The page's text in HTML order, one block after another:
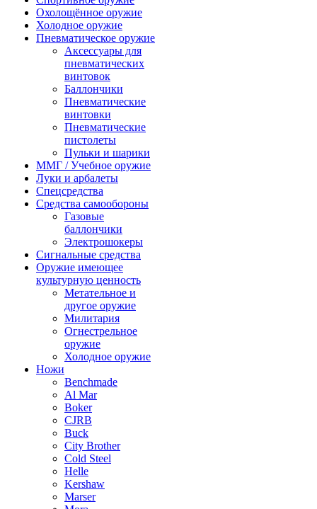
Охолощённое оружие
Холодное оружие
Пневматическое оружие
Аксессуары для
пневматических
винтовок
Баллончики
Пневматические
винтовки
Пневматические
пистолеты
Пульки и шарики
ММГ / Учебное оружие
Луки и арбалеты
Спецсредства
Средства самообороны
Газовые
баллончики
Электрошокеры
Сигнальные средства
Оружие имеющее
культурную ценность
Метательное и
другое оружие
Милитария
Огнестрельное
оружие
Холодное оружие
Ножи
Benchmade
Al Mar
Boker
CJRB
Buck
City Brother
Cold Steel
Helle
Kershaw
Marser